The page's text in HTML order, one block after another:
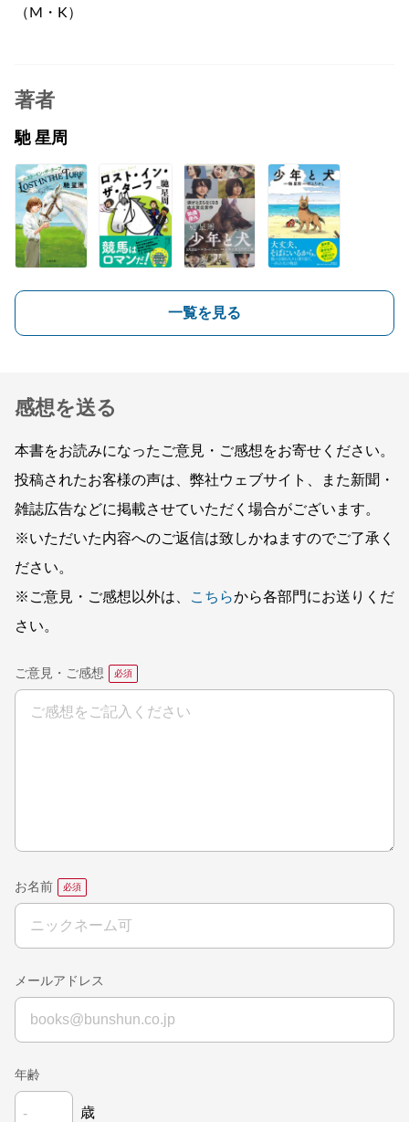
（M・K）
著者
馳 星周
一覧を見る
感想を送る
本書をお読みになったご意見・ご感想をお寄せください。
投稿されたお客様の声は、弊社ウェブサイト、また新聞・
雑誌広告などに掲載させていただく場合がございます。
※いただいた内容へのご返信は致しかねますのでご了承く
ださい。
※ご意見・ご感想以外は、
こちらから各部門にお送りくだ
さい。
ご意見・ご感想
お名前
メールアドレス
年齢
歳